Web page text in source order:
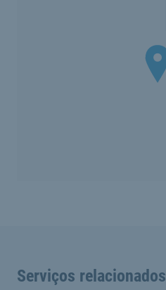
Serviços relacionados